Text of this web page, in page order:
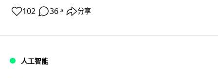
102 36 ↗ 分享
人工智能